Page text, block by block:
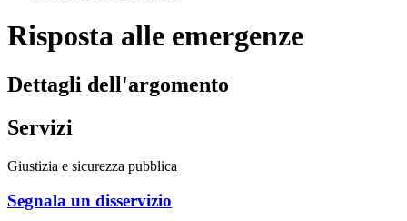
Risposta alle emergenze
Dettagli dell'argomento
Servizi
Giustizia e sicurezza pubblica
Segnala un disservizio